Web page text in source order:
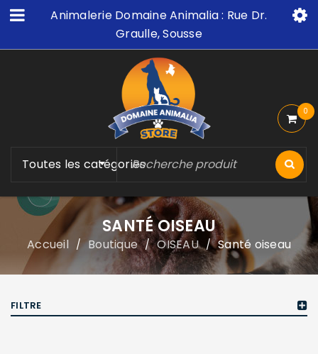
Animalerie Domaine Animalia : Rue Dr.
Graulle, Sousse
Toutes les catégories
0
SANTÉ OISEAU
Accueil / Boutique / OISEAU / Santé oiseau
FILTRE